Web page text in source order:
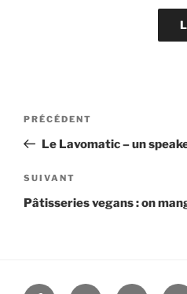
Navigation
l’article
Article
précédent
PRÉCÉDENT
Le Lavomatic – un
Article
suivant
SUIVANT
Pâtisseries vegans : on